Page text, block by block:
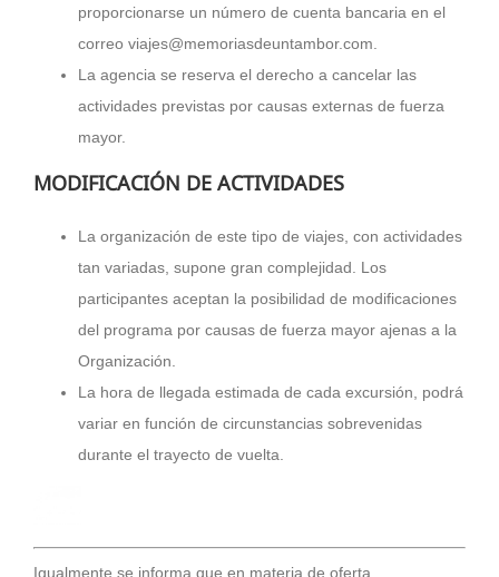
proporcionarse un número de cuenta bancaria en el
correo viajes@memoriasdeuntambor.com.
La agencia se reserva el derecho a cancelar las
actividades previstas por causas externas de fuerza
mayor.
MODIFICACIÓN DE ACTIVIDADES
La organización de este tipo de viajes, con actividades
tan variadas, supone gran complejidad. Los
participantes aceptan la posibilidad de modificaciones
del programa por causas de fuerza mayor ajenas a la
Organización.
La hora de llegada estimada de cada excursión, podrá
variar en función de circunstancias sobrevenidas
durante el trayecto de vuelta.
Igualmente se informa que en materia de oferta,